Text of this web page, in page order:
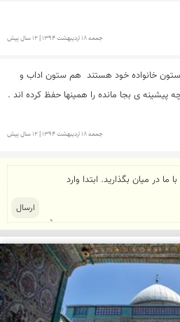
جمعه 18 ارديبهشت 1394 | 12 سال پیش
جمعه 18 ارديبهشت 1394 | 12 سال پیش